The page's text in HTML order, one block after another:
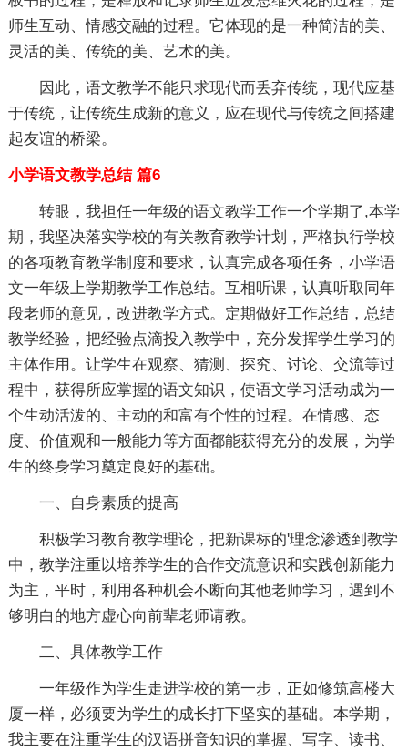
师生互动、情感交融的过程。它体现的是一种简洁的美、
灵活的美、传统的美、艺术的美。
因此，语文教学不能只求现代而丢弃传统，现代应基
于传统，让传统生成新的意义，应在现代与传统之间搭建
起友谊的桥梁。
小学语文教学总结 篇6
转眼，我担任一年级的语文教学工作一个学期了,本学
期，我坚决落实学校的有关教育教学计划，严格执行学校
的各项教育教学制度和要求，认真完成各项任务，小学语
文一年级上学期教学工作总结。互相听课，认真听取同年
段老师的意见，改进教学方式。定期做好工作总结，总结
教学经验，把经验点滴投入教学中，充分发挥学生学习的
主体作用。让学生在观察、猜测、探究、讨论、交流等过
程中，获得所应掌握的语文知识，使语文学习活动成为一
个生动活泼的、主动的和富有个性的过程。在情感、态
度、价值观和一般能力等方面都能获得充分的发展，为学
生的终身学习奠定良好的基础。
一、自身素质的提高
积极学习教育教学理论，把新课标的'理念渗透到教学
中，教学注重以培养学生的合作交流意识和实践创新能力
为主，平时，利用各种机会不断向其他老师学习，遇到不
够明白的地方虚心向前辈老师请教。
二、具体教学工作
一年级作为学生走进学校的第一步，正如修筑高楼大
厦一样，必须要为学生的成长打下坚实的基础。本学期，
我主要在注重学生的汉语拼音知识的掌握、写字、读书、